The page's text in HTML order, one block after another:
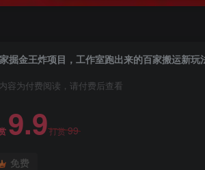
掘金王炸项目，工作室跑出来的百家搬运新
容为付费阅读，请付费后查看
9.9打赏99
免费